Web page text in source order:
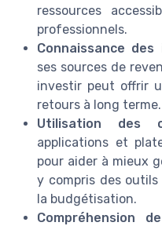
ressources
professionnels.
Connaissance
ses sources de
investir peut offrir
retours à long terme.
Utilisation des
applications et
pour aider à mieux
y compris des
la budgétisation.
Compréhension